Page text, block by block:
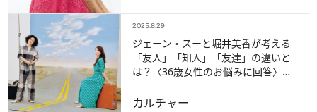
2025.8.29
ジェーン・スーと堀井美香が考える
「友人」「知人」「友達」の違いと
は？〈36歳女性のお悩みに回答〉
カルチャー